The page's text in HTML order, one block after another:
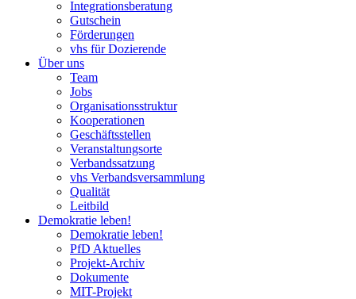
Integrationsberatung
Gutschein
Förderungen
vhs für Dozierende
Über uns
Team
Jobs
Organisationsstruktur
Kooperationen
Geschäftsstellen
Veranstaltungsorte
Verbandssatzung
vhs Verbandsversammlung
Qualität
Leitbild
Demokratie leben!
Demokratie leben!
PfD Aktuelles
Projekt-Archiv
Dokumente
MIT-Projekt